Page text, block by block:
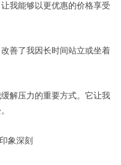
我能够以更优惠的价格享受
善了我因长时间站立或坐着
解压力的重要方式。它让我
象深刻